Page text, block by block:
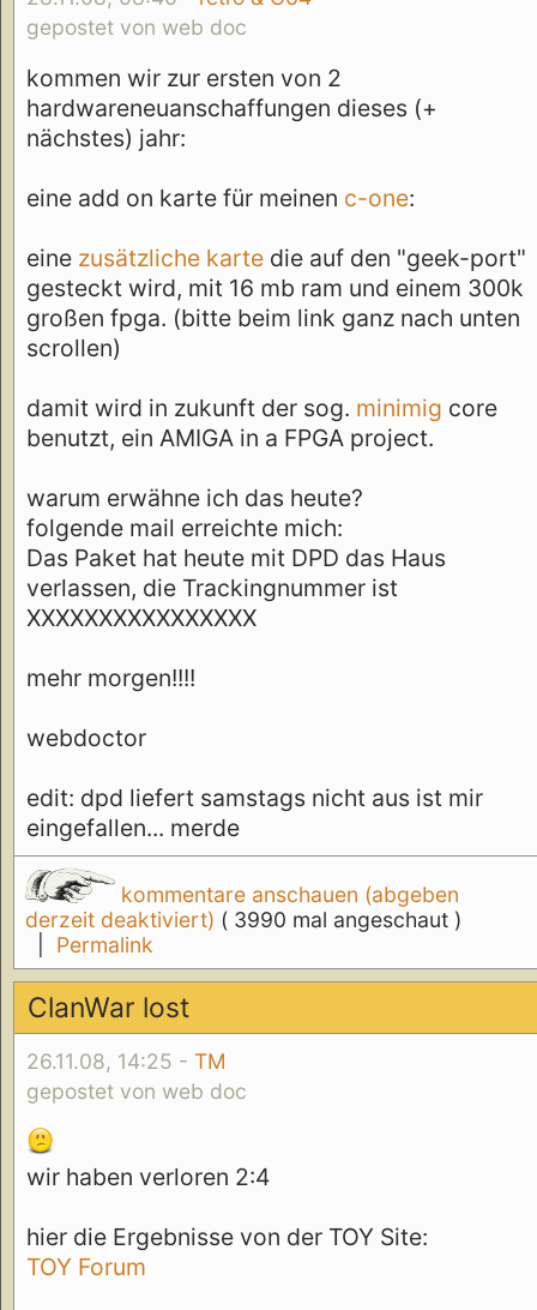
gepostet von web doc
kommen wir zur ersten von 2
hardwareneuanschaffungen dieses (+
nächstes) jahr:
eine add on karte für meinen c-one:
eine zusätzliche karte die auf den "geek-port"
gesteckt wird, mit 16 mb ram und einem 300k
großen fpga. (bitte beim link ganz nach unten
scrollen)
damit wird in zukunft der sog. minimig core
benutzt, ein AMIGA in a FPGA project.
warum erwähne ich das heute?
folgende mail erreichte mich:
Das Paket hat heute mit DPD das Haus
verlassen, die Trackingnummer ist
XXXXXXXXXXXXXXXX
mehr morgen!!!!
webdoctor
edit: dpd liefert samstags nicht aus ist mir
eingefallen... merde
kommentare anschauen (abgeben
derzeit deaktiviert) ( 3990 mal angeschaut )
Permalink
ClanWar lost
26.11.08, 14:25 - TM
gepostet von web doc
wir haben verloren 2:4
hier die Ergebnisse von der TOY Site:
TOY Forum